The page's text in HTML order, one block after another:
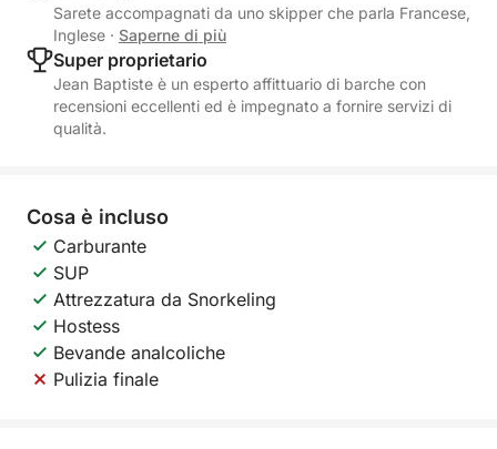
Sarete accompagnati da uno skipper che parla Francese,
Inglese · Saperne di più
Super proprietario
Jean Baptiste è un esperto affittuario di barche con
recensioni eccellenti ed è impegnato a fornire servizi di
qualità.
Cosa è incluso
Carburante
SUP
Attrezzatura da Snorkeling
Hostess
Bevande analcoliche
Pulizia finale